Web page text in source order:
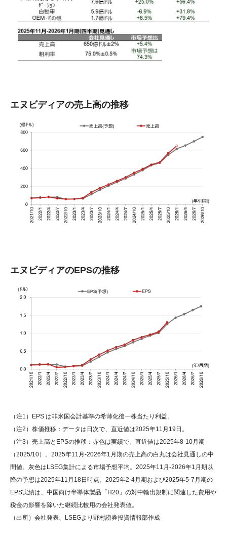
エヌビディアの売上高の推移
エヌビディアのEPSの推移
（注1）EPS は非米国会計基準の希薄化後一株当たり利益。
（注2）株価推移：データは日次で、直近値は2025年11月19日。
（注3）売上高とEPSの推移：赤色は実績で、直近値は2025年8-10月期
（2025/10）。2025年11月-2026年1月期の売上高の白丸は会社見通しの中
間値。灰色はLSEG集計による市場予想平均。2025年11月-2026年1月期以
降の予想は2025年11月18日時点。2025年2-4月期および2025年5-7月期の
EPS実績は、中国向け半導体製品「H20」の対中輸出規制に関連した費用や
税金の影響を除いた継続比較用の会社発表値。
（出所）会社発表、LSEGより野村證券投資情報部作成